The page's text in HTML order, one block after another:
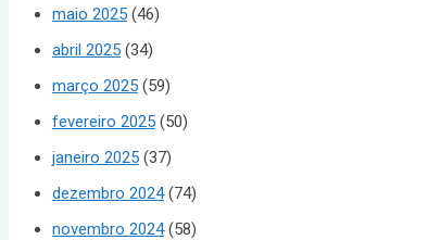
maio 2025 (46)
abril 2025 (34)
março 2025 (59)
fevereiro 2025 (50)
janeiro 2025 (37)
dezembro 2024(74)
novembro 2024(58)